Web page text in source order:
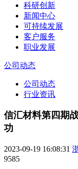
科研创新
新闻中心
可持续发展
客户服务
职业发展
公司动态
公司动态
行业资讯
信汇材料第四期
功
2023-09-19 16:08:31
9585